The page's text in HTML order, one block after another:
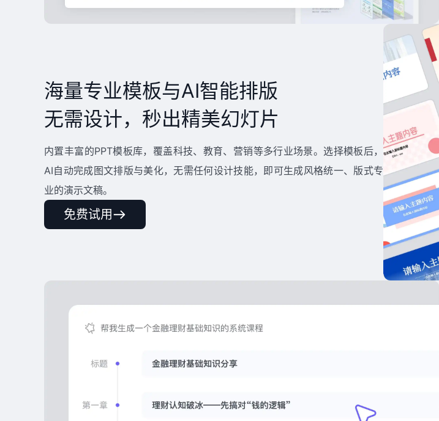
海量专业模板与AI智能排版
无需设计，秒出精美幻灯片
内置丰富的PPT模板库，覆盖科技、教育、营销等多行业场景。选择模板后，
AI自动完成图文排版与美化，无需任何设计技能，即可生成风格统一、版式专
业的演示文稿。
免费试用